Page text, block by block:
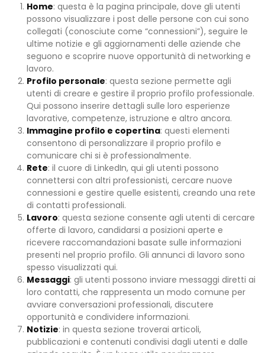
Home: questa è la pagina principale, dove gli utenti
possono visualizzare i post delle persone con cui sono
collegati (conosciute come “connessioni”), seguire le
ultime notizie e gli aggiornamenti delle aziende che
seguono e scoprire nuove opportunità di networking e
lavoro.
Profilo personale: questa sezione permette agli
utenti di creare e gestire il proprio profilo professionale.
Qui possono inserire dettagli sulle loro esperienze
lavorative, competenze, istruzione e altro ancora.
Immagine profilo e copertina: questi elementi
consentono di personalizzare il proprio profilo e
comunicare chi si è professionalmente.
Rete: il cuore di LinkedIn, qui gli utenti possono
connettersi con altri professionisti, cercare nuove
connessioni e gestire quelle esistenti, creando una rete
di contatti professionali.
Lavoro: questa sezione consente agli utenti di cercare
offerte di lavoro, candidarsi a posizioni aperte e
ricevere raccomandazioni basate sulle informazioni
presenti nel proprio profilo. Gli annunci di lavoro sono
spesso visualizzati qui.
Messaggi: gli utenti possono inviare messaggi diretti ai
loro contatti, che rappresenta un modo comune per
avviare conversazioni professionali, discutere
opportunità e condividere informazioni.
Notizie: in questa sezione troverai articoli,
pubblicazioni e contenuti condivisi dagli utenti e dalle